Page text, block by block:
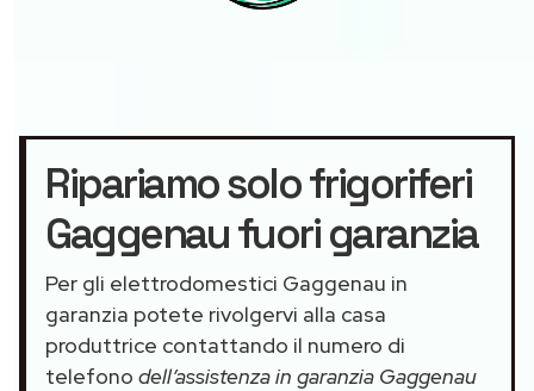
Ripariamo solo frigoriferi
Gaggenau fuori garanzia
Per gli elettrodomestici Gaggenau in
garanzia potete rivolgervi alla casa
produttrice contattando il numero di
telefono dell’assistenza in garanzia Gaggenau